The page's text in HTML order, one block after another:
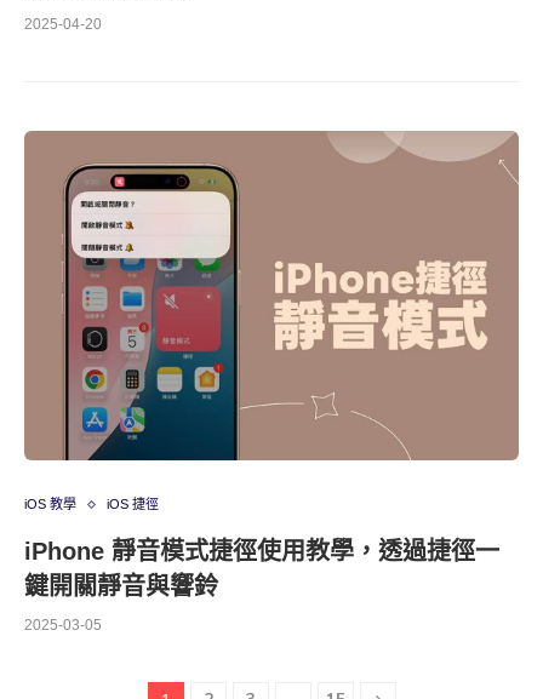
2025-04-20
iOS 教學 iOS 捷徑
iPhone 靜音模式捷徑使用教學，透過捷徑一
鍵開關靜音與響鈴
2025-03-05